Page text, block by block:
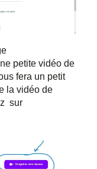
petite vidéo de
fera un petit
la vidéo de
sur